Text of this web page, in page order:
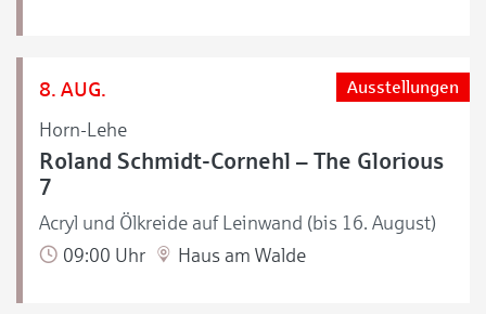
8. AUG.
Horn-Lehe
Ausstellungen
Roland Schmidt-Cornehl – The Glorious
7
Acryl und Ölkreide auf Leinwand (bis 16. August)
09:00 Uhr
Haus am Walde